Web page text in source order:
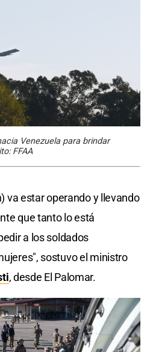
Venezuela para brindar
FFAA
va estar operando y llevando
que tanto lo está
a los soldados
sostuvo el ministro
, desde El Palomar.